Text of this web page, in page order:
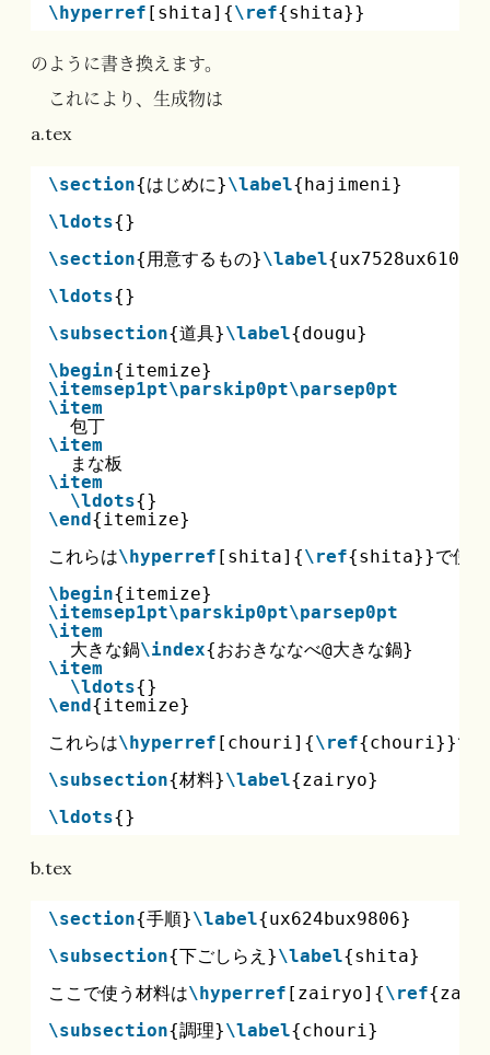
\hyperref [shita]{\ref{shita}}
のように書き換えます。
これにより、生成物は
a.tex
\section{はじめに}\label{hajimeni}
\ldots{}
\section{用意するもの}\label
\ldots{}
\subsection{道具}\label{dougu}
\begin{itemize}
\itemsep1pt\parskip0pt\parsep0pt
\item
包丁
\item
まな板
\item
\ldots{}
\end{itemize}
これらは\hyperref [shita]{\ref{shita}}で使い
\begin{itemize}
\itemsep1pt\parskip0pt\parsep0pt
\item
大きな鍋\index{おおきななべ@大きな鍋}
\item
\ldots{}
\end{itemize}
これらは\hyperref [chouri]{\ref{chouri}}で使
\subsection{材料}\label{zairyo}
\ldots{}
b.tex
\section{手順}\label{ux624bux9806}
\subsection{下ごしらえ}\label{shita}
ここで使う材料は\hyperref [zairyo]{\ref
\subsection{調理}\label{chouri}